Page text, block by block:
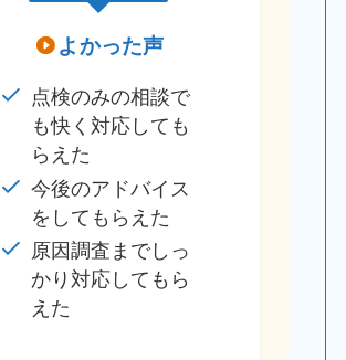
よかった声
点検のみの相談で
も快く対応しても
らえた
今後のアドバイス
をしてもらえた
原因調査までしっ
かり対応してもら
えた